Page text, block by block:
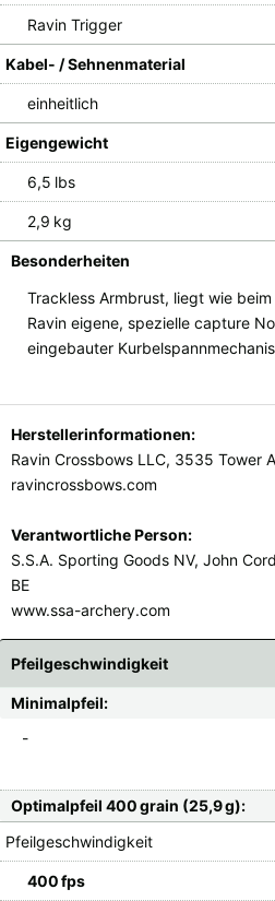
Ravin Trigger
Kabel- / Sehnenmaterial
einheitlich
Eigengewicht
6,5 lbs
2,9 kg
Besonderheiten
Trackless Armbrust, liegt wie
Ravin eigene, spezielle capture
eingebauter
Herstellerinformationen:
Ravin Crossbows LLC, 3535 Tower
ravincrossbows.com
Verantwortliche Person:
S.S.A. Sporting Goods NV, John
BE
www.ssa-archery.com
Pfeilgeschwindigkeit
Minimalpfeil:
-
Optimalpfeil 400 grain (25,9 g):
Pfeilgeschwindigkeit
400 fps